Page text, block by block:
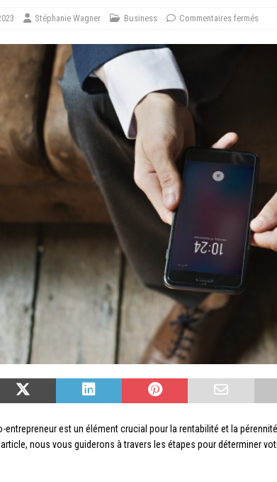
Stéphanie Wagner Business Commentaires fermés
entrepreneur est un élément crucial pour la rentabilité et la
nous vous guiderons à travers les étapes pour déterminer